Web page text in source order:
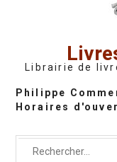
Librairie de